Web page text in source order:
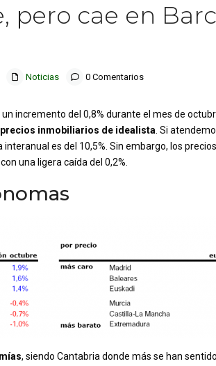
pero cae en
Noticias 0 Comentarios
incremento del 0,8% durante el mes de
precios inmobiliarios de idealista . Si
interanual es del 10,5%. Sin embargo, los
una ligera caída del 0,2%.
, siendo Cantabria donde más se han